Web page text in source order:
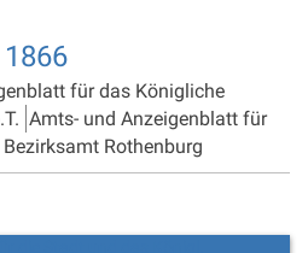
1866
für das Königliche
Amts- und Anzeigenblatt für
Rothenburg